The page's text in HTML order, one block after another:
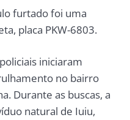
furtado foi uma
placa PKW-6803.
iniciaram
no bairro
Durante as buscas, a
natural de Iuiu,